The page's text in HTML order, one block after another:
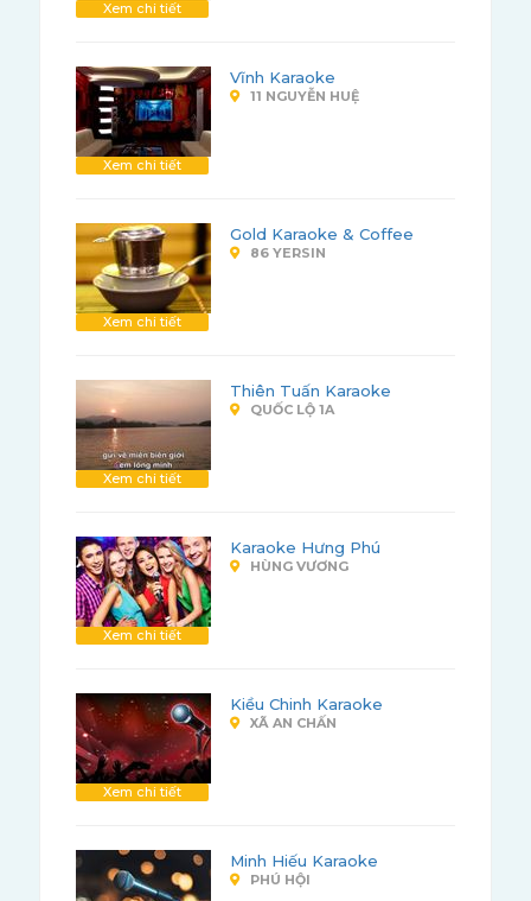
Xem chi tiết
Xem chi tiết
Vĩnh Karaoke
11 NGUYỄN HUỆ
Xem chi tiết
Gold Karaoke & Coffee
86 YERSIN
Xem chi tiết
Thiên Tuấn Karaoke
QUỐC LỘ 1A
Xem chi tiết
Karaoke Hưng Phú
HÙNG VƯƠNG
Xem chi tiết
Kiều Chinh Karaoke
XÃ AN CHẤN
Minh Hiếu Karaoke
PHÚ HỘI